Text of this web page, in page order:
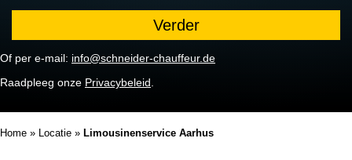
Of per e-mail: info@schneider-chauffeur.de
Raadpleeg onze Privacybeleid
Home » Locatie » Limousinenservice Aarhus